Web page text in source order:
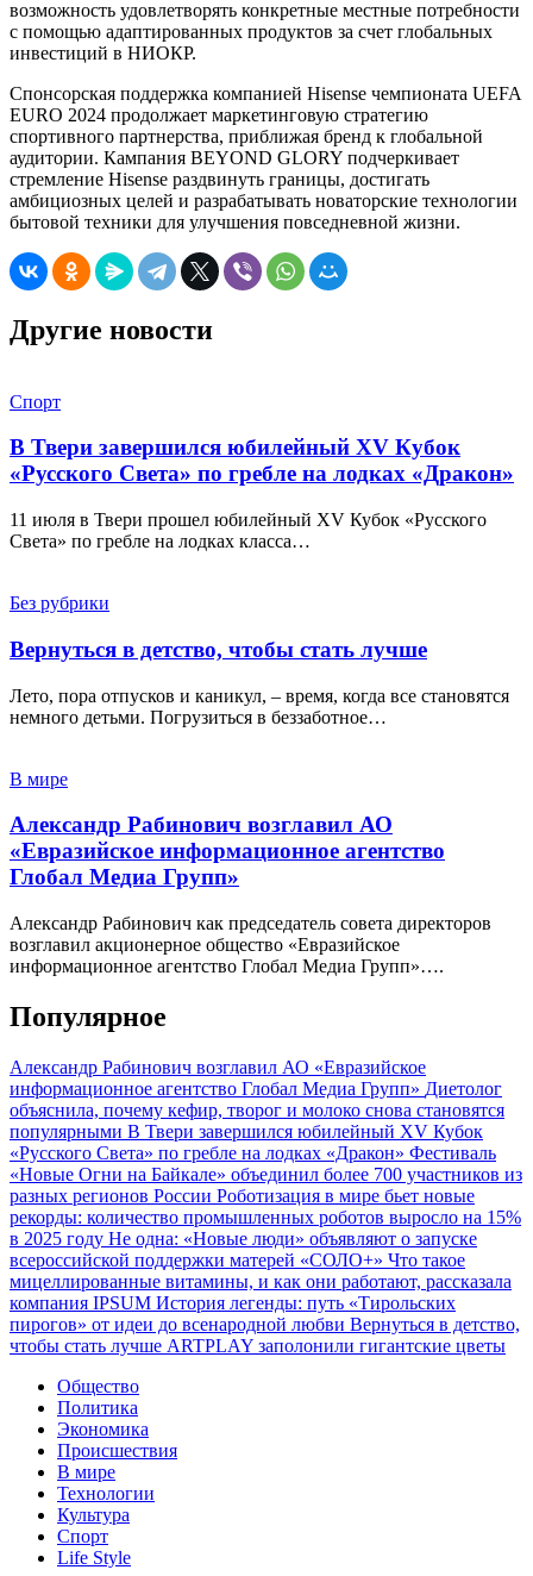
возможность удовлетворять конкретные местные потребности
с помощью адаптированных продуктов за счет глобальных
инвестиций в НИОКР.
Спонсорская поддержка компанией Hisense чемпионата UEFA
EURO 2024 продолжает маркетинговую стратегию
спортивного партнерства, приближая бренд к глобальной
аудитории. Кампания BEYOND GLORY подчеркивает
стремление Hisense раздвинуть границы, достигать
амбициозных целей и разрабатывать новаторские технологии
бытовой техники для улучшения повседневной жизни.
Другие новости
Спорт
В Твери завершился юбилейный XV Кубок
«Русского Света» по гребле на лодках «Дракон»
11 июля в Твери прошел юбилейный XV Кубок «Русского
Света» по гребле на лодках класса…
Без рубрики
Вернуться в детство, чтобы стать лучше
Лето, пора отпусков и каникул, – время, когда все становятся
немного детьми. Погрузиться в беззаботное…
В мире
Александр Рабинович возглавил АО
«Евразийское информационное агентство
Глобал Медиа Групп»
Александр Рабинович как председатель совета директоров
возглавил акционерное общество «Евразийское
информационное агентство Глобал Медиа Групп»….
Популярное
Александр Рабинович возглавил АО «Евразийское
информационное агентство Глобал Медиа Групп» Диетолог
объяснила, почему кефир, творог и молоко снова становятся
популярными В Твери завершился юбилейный XV Кубок
«Русского Света» по гребле на лодках «Дракон» Фестиваль
«Новые Огни на Байкале» объединил более 700 участников из
разных регионов России Роботизация в мире бьет новые
рекорды: количество промышленных роботов выросло на 15%
в 2025 году Не одна: «Новые люди» объявляют о запуске
всероссийской поддержки матерей «СОЛО+» Что такое
мицеллированные витамины, и как они работают, рассказала
компания IPSUM История легенды: путь «Тирольских
пирогов» от идеи до всенародной любви Вернуться в детство,
чтобы стать лучше ARTPLAY заполонили гигантские цветы
Общество
Политика
Экономика
Происшествия
В мире
Технологии
Культура
Спорт
Life Style